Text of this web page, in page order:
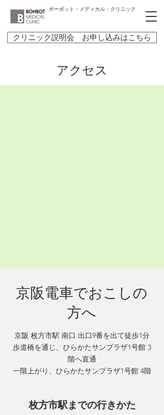
クリニック説明会 お申し込みはこちら
ボーボット・メディカル・クリニック
​アクセス
京阪電車でおこしの
方へ
京阪 枚方市駅 南口 出口9番を出て徒歩1分
歩道橋を通じ、ひらかたサンプラザ1号館 3
階へ直通
一階上がり、ひらかたサンプラザ1号館 4階
枚方市駅までの行きかた